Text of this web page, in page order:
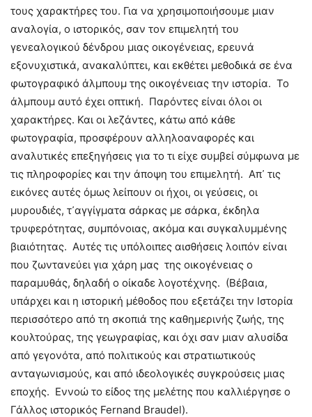
τους χαρακτήρες του. Για να χρησιμοποιήσουμε μιαν
αναλογία, ο ιστορικός, σαν τον επιμελητή του
γενεαλογικού δένδρου μιας οικογένειας, ερευνά
εξονυχιστικά, ανακαλύπτει, και εκθέτει μεθοδικά σε ένα
φωτογραφικό άλμπουμ της οικογένειας την ιστορία. Το
άλμπουμ αυτό έχει οπτική. Παρόντες είναι όλοι οι
χαρακτήρες. Και οι λεζάντες, κάτω από κάθε
φωτογραφία, προσφέρουν αλληλοαναφορές και
αναλυτικές επεξηγήσεις για το τι είχε συμβεί σύμφωνα με
τις πληροφορίες και την άποψη του επιμελητή. Απ᾽ τις
εικόνες αυτές όμως λείπουν οι ήχοι, οι γεύσεις, οι
μυρουδιές, τ᾽αγγίγματα σάρκας με σάρκα, έκδηλα
τρυφερότητας, συμπόνοιας, ακόμα και συγκαλυμμένης
βιαιότητας. Αυτές τις υπόλοιπες αισθήσεις λοιπόν είναι
που ζωντανεύει για χάρη μας της οικογένειας ο
παραμυθάς, δηλαδή ο οίκαδε λογοτέχνης. (Βέβαια,
υπάρχει και η ιστορική μέθοδος που εξετάζει την Ιστορία
περισσότερο από τη σκοπιά της καθημερινής ζωής, της
κουλτούρας, της γεωγραφίας, και όχι σαν μιαν αλυσίδα
από γεγονότα, από πολιτικούς και στρατιωτικούς
ανταγωνισμούς, και από ιδεολογικές συγκρούσεις μιας
εποχής. Εννοώ το είδος της μελέτης που καλλιέργησε ο
Γάλλος ιστορικός Fernand Braudel).